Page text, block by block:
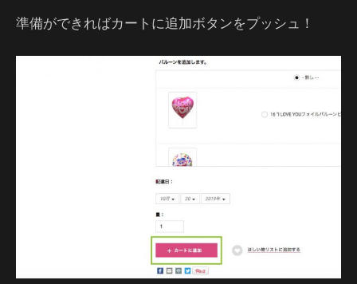
準備ができればカートに追加ボタンをプッシュ！